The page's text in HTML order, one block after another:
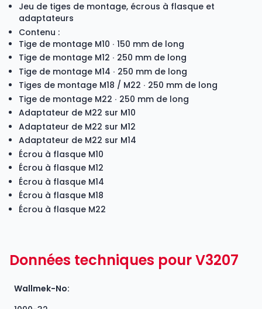
Jeu de tiges de montage, écrous à flasque et
adaptateurs
Contenu :
Tige de montage M10 ∙ 150 mm de long
Tige de montage M12 ∙ 250 mm de long
Tige de montage M14 ∙ 250 mm de long
Tiges de montage M18 / M22 ∙ 250 mm de long
Tige de montage M22 ∙ 250 mm de long
Adaptateur de M22 sur M10
Adaptateur de M22 sur M12
Adaptateur de M22 sur M14
Écrou à flasque M10
Écrou à flasque M12
Écrou à flasque M14
Écrou à flasque M18
Écrou à flasque M22
Données techniques pour V3207
Wallmek-No: